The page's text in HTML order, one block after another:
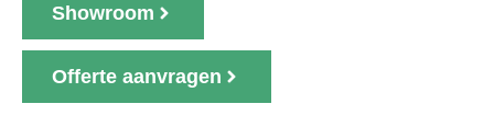
Showroom
Offerte aanvragen